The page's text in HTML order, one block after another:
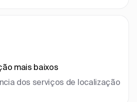
mais baixos
dos serviços de localização